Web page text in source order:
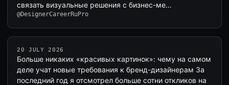
связать визуальные решения с бизнес-ме…
@DesignerCareerRuPro
20 JULY 2026
Больше никаких «красивых картинок»: чему на самом
деле учат новые требования к бренд-дизайнерам За
последний год я отсмотрел больше сотни откликов на